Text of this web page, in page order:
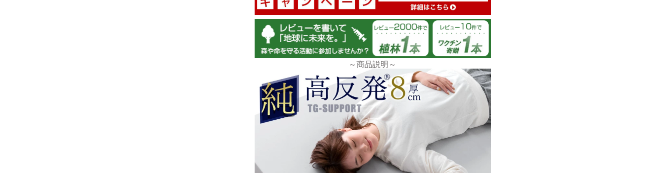
tansu-gen880101
長時間寝ると起きぬけに腰が痛くなるので、マットレスを探して
いました。
大変リーズナブルでしたのでこちらに決めました。
はじめはマットレスの上に布団を載せて使っていましたがしっく
り来ず、マットレスに直に寝るようになりました。
レビュー通り硬めではありましたが、起き抜けの身体の痛みはな
くなり、以前より熟睡できているように感じます。
匂いや厚さなど、気になる点はありませんでした。
自立もしてくれる厚みですので、よし安くメンテも楽です。
>>タンスのゲンが返信しました
この度はタンスのゲンをご利用いただき誠にありがとうござ
います。無事に商品をお届けできたようで安心いたしまし
～商品説明～